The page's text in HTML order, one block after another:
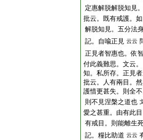
定惠解脱解脱知見
批云。既有戒護。
解脱知見。五分法
記。自喩正見 云云
正見者智惠也。依
付此義難思。文云
知。私所存。正見
批云。人有兩目。
護惜更甚失。則全
則不見涅槃之道也
愛之甚重。由有此
有戒目。則能離生
記。糧比助道 云云